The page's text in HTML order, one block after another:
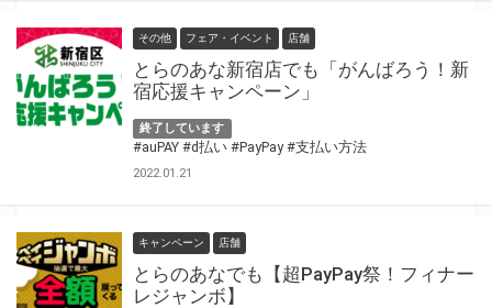
その他 フェア・イベント 店舗
とらのあな新宿店でも「がんばろう！新
宿応援キャンペーン」
終了しています
#auPAY #d払い #PayPay #支払い方法
2022.01.21
キャンペーン 店舗
とらのあなでも【超PayPay祭！フィナー
レジャンボ】